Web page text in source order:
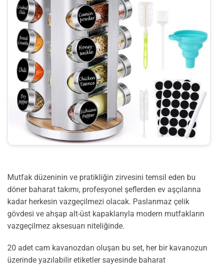
Mutfak düzeninin ve pratikliğin zirvesini temsil eden bu
döner baharat takımı, profesyonel şeflerden ev aşçılarına
kadar herkesin vazgeçilmezi olacak. Paslanmaz çelik
gövdesi ve ahşap alt-üst kapaklarıyla modern mutfakların
vazgeçilmez aksesuarı niteliğinde.
20 adet cam kavanozdan oluşan bu set, her bir kavanozun
üzerinde yazılabilir etiketler sayesinde baharat